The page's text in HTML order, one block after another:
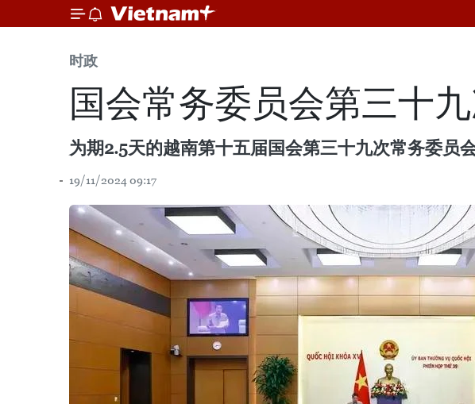
时政
国会常务委员会第三十
为期2.5天的越南第十五届国会第三十九次常务委员
19/11/2024 09:17